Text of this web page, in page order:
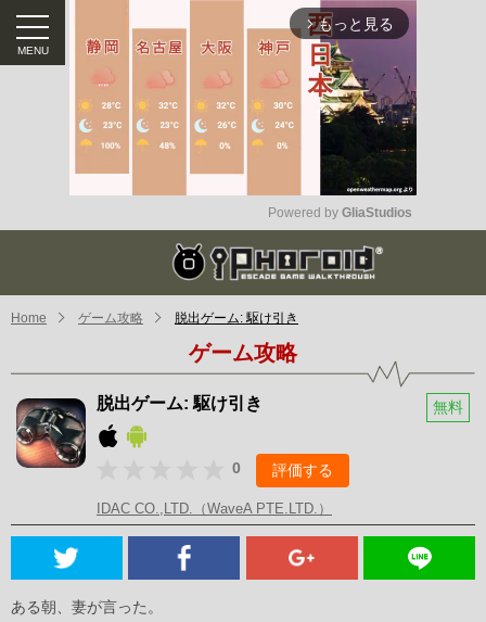
arrow_forward_ios もっと見る
Mute
Powered by GliaStudios
Home ゲーム攻略 脱出ゲーム: 駆け引き
ゲーム攻略
脱出ゲーム: 駆け引き 無料
0 評価する
IDAC CO.,LTD.（WaveA PTE.LTD.）
ある朝、妻が言った。